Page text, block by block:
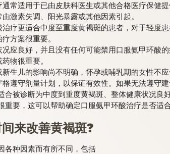
常适用于已由皮肤科医生或其他合格医疗保健
激素失调、阳光暴露或其他因素引起。
疗更适合中度至重度黄褐斑的患者，对于轻度
方案很重要。
应良好，并且没有任何可能禁用口服氨甲环酸
物很重要。
生儿的影响尚不明确，怀孕或哺乳期的女性不应
遵守剂量计划，以保证有效性。如果无法遵守
合被诊断为中度到重度黄褐斑、整体健康状况良
要，这可以帮助确定口服氨甲环酸治疗是否适合
来改善黄褐斑?
各种因素而有所不同，包括